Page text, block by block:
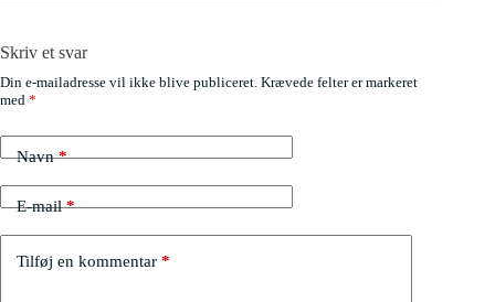
Skriv et svar
Din e-mailadresse vil ikke blive publiceret. Krævede felter er markeret
med *
Navn*
E-mail*
Tilføj en kommentar *